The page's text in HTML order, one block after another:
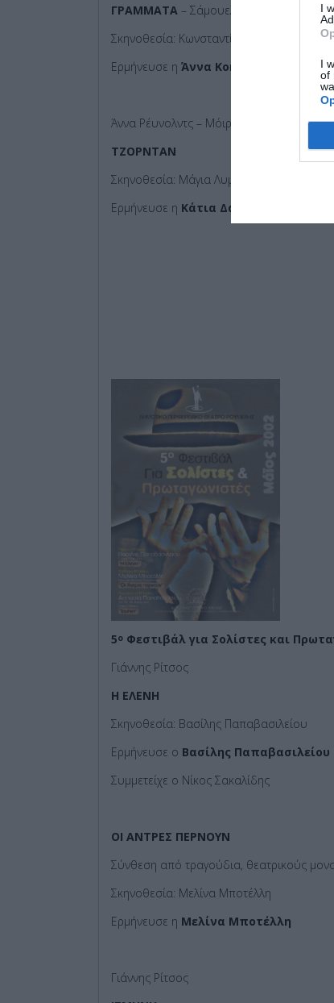
I
I
of
ΓΡΑΜΜΑΤΑ – Σάμουελ Μπέκετ
Σκηνοθεσία: Κωνσταντίνος Γιάνναρης
Ερμήνευσε η Άννα Κοκκίνου
Άννα Ρέυνολντς – Μόιρα Μπουφίνι
ΤΖΟΡΝΤΑΝ
Σκηνοθεσία: Μάγια Λυμπεροπούλου
Ερμήνευσε η Κάτια Δανδουλάκη
5ο Φεστιβάλ για Σολίστες και
Γιάννης Ρίτσος
Η ΕΛΕΝΗ
Σκηνοθεσία: Βασίλης Παπαβασιλείου
Ερμήνευσε ο Βασίλης Παπαβασιλείου
Συμμετείχε ο Νίκος Σακαλίδης
ΟΙ ΑΝΤΡΕΣ ΠΕΡΝΟΥΝ
Σύνθεση από τραγούδια, θεατρικούς
Σκηνοθεσία: Μελίνα Μποτέλλη
Ερμήνευσε η Μελίνα Μποτέλλη
Γιάννης Ρίτσος